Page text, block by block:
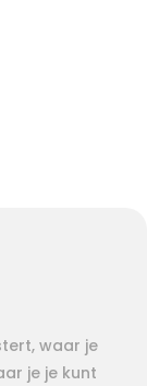
waar je
je je kunt